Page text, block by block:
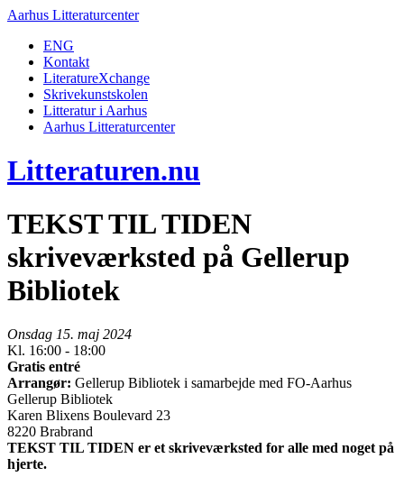
Aarhus Litteraturcenter
ENG
Kontakt
LiteratureXchange
Skrivekunstskolen
Litteratur i Aarhus
Aarhus Litteraturcenter
Litteraturen.nu
TEKST TIL TIDEN
skriveværksted på Gellerup
Bibliotek
Onsdag 15. maj 2024
Kl. 16:00 - 18:00
Gratis entré
Arrangør: Gellerup Bibliotek i samarbejde med FO-Aarhus
Gellerup Bibliotek
Karen Blixens Boulevard 23
8220 Brabrand
TEKST TIL TIDEN er et skriveværksted for alle med noget på
hjerte.